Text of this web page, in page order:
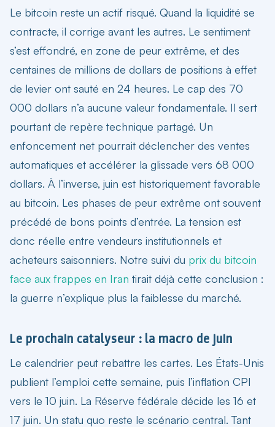
Le bitcoin reste un actif risqué. Quand la liquidité se
contracte, il corrige avant les autres. Le sentiment
s’est effondré, en zone de peur extrême, et des
centaines de millions de dollars de positions à effet
de levier ont sauté en 24 heures. Le cap des 70
000 dollars n’a aucune valeur fondamentale. Il sert
pourtant de repère technique partagé. Un
enfoncement net pourrait déclencher des ventes
automatiques et accélérer la glissade vers 68 000
dollars. À l’inverse, juin est historiquement favorable
au bitcoin. Les phases de peur extrême ont souvent
précédé de bons points d’entrée. La tension est
donc réelle entre vendeurs institutionnels et
acheteurs saisonniers. Notre suivi du prix du bitcoin
face aux frappes en Iran tirait déjà cette conclusion :
la guerre n’explique plus la faiblesse du marché.
Le prochain catalyseur : la macro de juin
Le calendrier peut rebattre les cartes. Les États-Unis
publient l’emploi cette semaine, puis l’inflation CPI
vers le 10 juin. La Réserve fédérale décide les 16 et
17 juin. Un statu quo reste le scénario central. Tant